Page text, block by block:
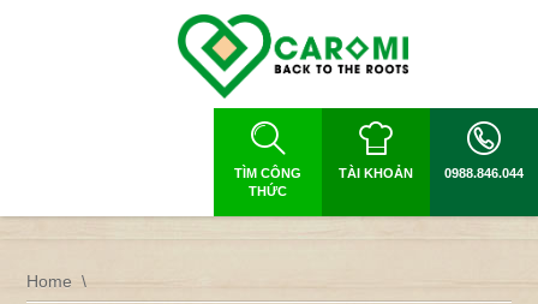
TÌM CÔNG
THỨC
TÀI KHOẢN 0988.846.044
Home